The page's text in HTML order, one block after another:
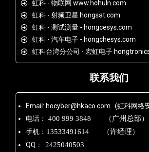
虹科 - 物联网 www.hohuln.com
虹科 - 射频卫星 hongsat.com
虹科 - 测试测量 - hongcesys.com
虹科 - 汽车电子 - hongchesys.com
虹科台湾分公司 - 宏虹电子
联系我们
Email: hocyber@hkaco.com (虹科网络
电话：
400 999 3848 （广州总部）
手机： 13533491614 （许经理）
QQ： 2425040503